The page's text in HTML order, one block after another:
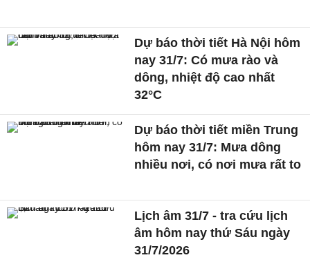
Dự báo thời tiết Hà Nội hôm
nay 31/7: Có mưa rào và
dông, nhiệt độ cao nhất
32°C
Dự báo thời tiết miền Trung
hôm nay 31/7: Mưa dông
nhiều nơi, có nơi mưa rất to
Lịch âm 31/7 - tra cứu lịch
âm hôm nay thứ Sáu ngày
31/7/2026